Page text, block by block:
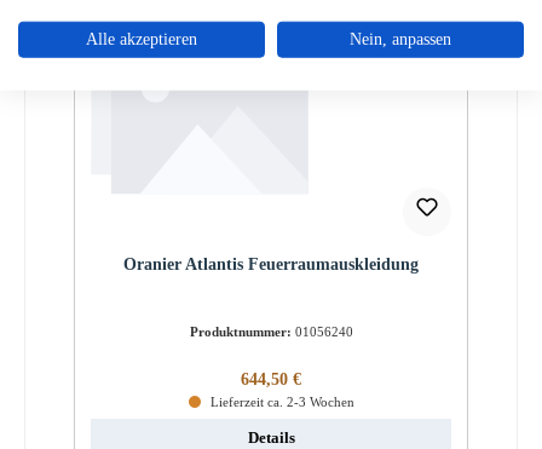
Oranier Atlantis Feuerraumauskleidung
Produktnummer: 01056240
Regulärer Preis:
644,50 €
Lieferzeit ca. 2-3 Wochen
Details
Alle akzeptieren Nein, anpassen